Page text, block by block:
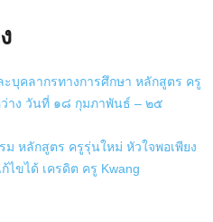
บุคลากรทางการศึกษา หลักสูตร ครู
ว่าง วันที่ ๑๘ กุมภาพันธ์ – ๒๕
ม หลักสูตร ครูรุ่นใหม่ หัวใจพอเพียง
ไขได้ เครดิต ครู Kwang